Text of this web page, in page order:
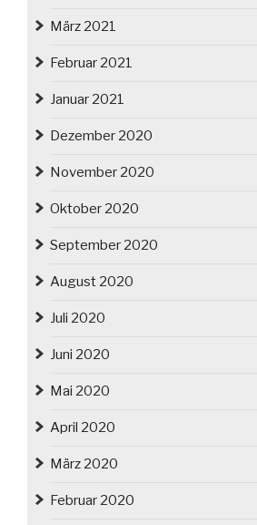
März 2021
Februar 2021
Januar 2021
Dezember 2020
November 2020
Oktober 2020
September 2020
August 2020
Juli 2020
Juni 2020
Mai 2020
April 2020
März 2020
Februar 2020